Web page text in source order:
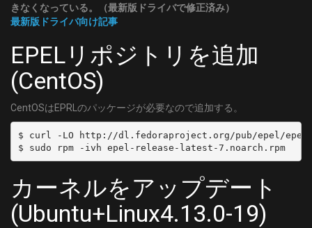
	MODULATION = QAM/AUTO
[C44]
	FREQUENCY = 351000000
	SYMBOL_RATE = 5274000
	MODULATION = QAM/AUTO
	FREQUENCY = 357000000
	SYMBOL_RATE = 5274000
	DELIVERY_SYSTEM = DVBC/ANNEX_A
	FREQUENCY = 363000000
きなくなっている。（最新版ドライバで修正済み）
最新版ドライバ向け記事
EPELリポジトリを追加
(CentOS)
CentOSはEPRLのパッケージが必要なので追加する。
$ curl -LO http://dl.fedoraproject.org/pub/epel/epel-
$ sudo rpm -ivh epel-release-latest-7.noarch.rpm
カーネルをアップデート
(Ubuntu+Linux4.13.0-19)